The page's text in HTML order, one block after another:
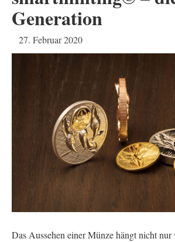
Generation
27. Februar 2020
Das Aussehen einer Münze hängt nicht